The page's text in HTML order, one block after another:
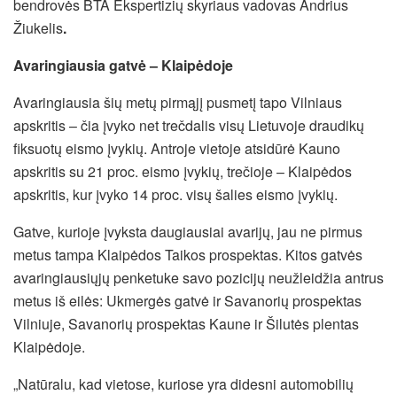
bendrovės BTA Ekspertizių skyriaus vadovas Andrius
Žiukelis.
Avaringiausia gatvė – Klaipėdoje
Avaringiausia šių metų pirmąjį pusmetį tapo Vilniaus
apskritis – čia įvyko net trečdalis visų Lietuvoje draudikų
fiksuotų eismo įvykių. Antroje vietoje atsidūrė Kauno
apskritis su 21 proc. eismo įvykių, trečioje – Klaipėdos
apskritis, kur įvyko 14 proc. visų šalies eismo įvykių.
Gatve, kurioje įvyksta daugiausiai avarijų, jau ne pirmus
metus tampa Klaipėdos Taikos prospektas. Kitos gatvės
avaringiausiųjų penketuke savo pozicijų neužleidžia antrus
metus iš eilės: Ukmergės gatvė ir Savanorių prospektas
Vilniuje, Savanorių prospektas Kaune ir Šilutės plentas
Klaipėdoje.
„Natūralu, kad vietose, kuriose yra didesni automobilių